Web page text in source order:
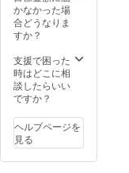
も現在制作
中です。
今後は、オ
ンラインで
も作品に触
れていただ
ける機会を
増やしてい
きたいと
思っていま
家に
飾って
※制作が
完了後
即時お
届けさ
ただき
ます。
※希望日
などが
家に
飾って
※制作が
完了後
即時お
届けさ
ただき
ます。
※希望日
などが
い表現
ができ
るの
人的に
は複数
の注文
がおす
す。 も
ちろん
複数の
ご注文
なたの
好きな
色でオ
ルのイ
ンテリ
アをお
家に
みませ
んか？
※制作が
完了後
かなかった場
合どうなりま
すか？
支援で困った
時はどこに相
談したらいい
ですか？
ヘルプページを
見る